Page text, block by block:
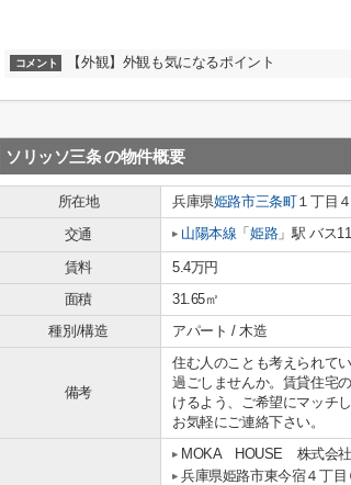
コメント 【外観】外観も気になるポイント
ソリッソ三条 の物件概要
所在地 兵庫県姫路市三条町１丁目
交通
山陽本線 「姫路」駅 バス
賃料 5.4万円
面積
31.65㎡
種別/構造
アパート / 木造
備考
住む人のことも考えられて
過ごしませんか。賃貸住宅
けるよう、ご希望にマッチ
お気軽にご連絡下さい。
MOKA HOUSE 株式会社
兵庫県姫路市東今宿４丁